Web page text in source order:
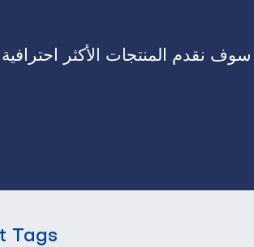
سوف نقدم المنتجات الأكثر
Tags